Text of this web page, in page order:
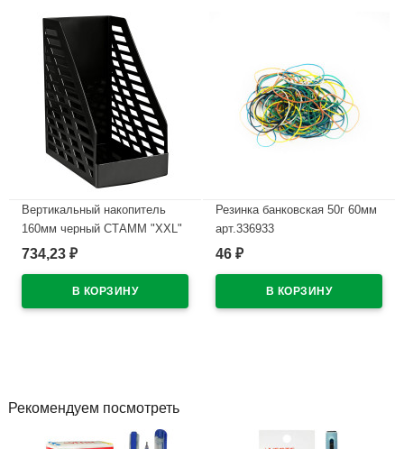
Вертикальный накопитель
160мм черный СТАММ "XXL"
арт.ОФ333
734,23 ₽
Резинка банковская 50г 60мм
арт.336933
В наличии
46 ₽
Рекомендуем посмотреть